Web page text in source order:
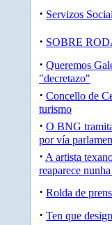
· Servizos
· SOBRE
· Queremos
"decretazo"
· Concello de
turismo
· O BNG
por vía
· A artista
reaparece
· Rolda de
· Ten que